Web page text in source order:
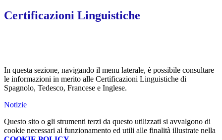
Certificazioni Linguistiche
In questa sezione, navigando il menu laterale, è possibile consultare
le informazioni in merito alle Certificazioni Linguistiche di
Spagnolo, Tedesco, Francese e Inglese.
Notizie
Questo sito o gli strumenti terzi da questo utilizzati si avvalgono di
cookie necessari al funzionamento ed utili alle finalità illustrate nella